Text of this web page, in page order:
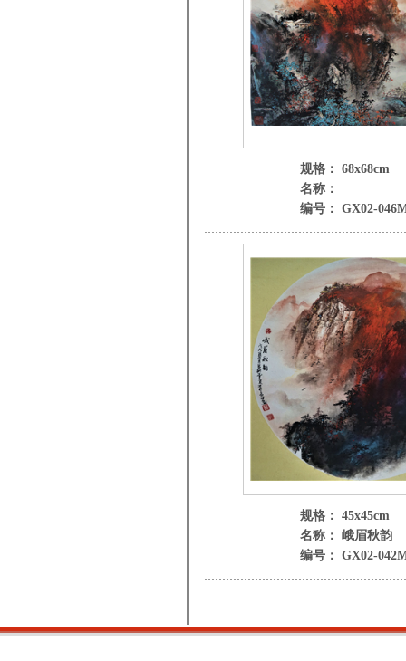
规格： 68x68cm
名称：
编号： GX02-
规格： 45x45cm
名称： 峨眉秋韵
编号： GX02-